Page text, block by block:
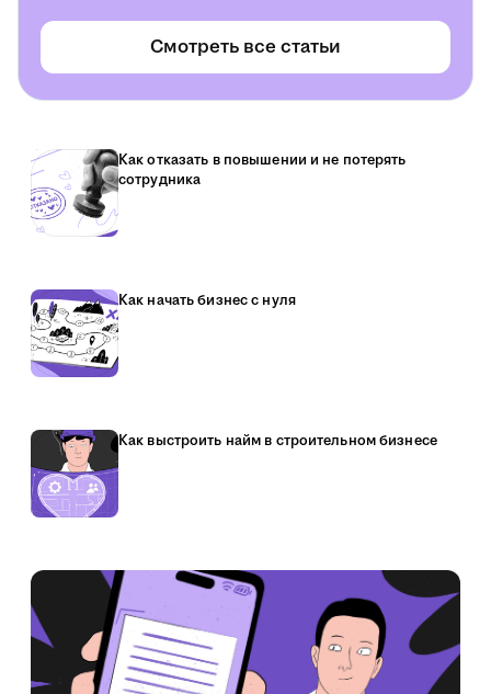
Смотреть все статьи
Как отказать в повышении и не потерять
сотрудника
Как начать бизнес с нуля
Как выстроить найм в строительном бизнесе